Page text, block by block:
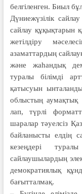
белгіленген. Биыл
Дүниежүзілік
сайлау құ­қықтарын
жетілдіру
азаматтардың
және жаһан­дық
туралы білімді
қатысуын
облыстың аумақтық
лап, түрлі
шаралар тәуел­сіз
байланысты елдің
кезең­­дері
сайлаушылардың
демократиялық
бағытталмақ.